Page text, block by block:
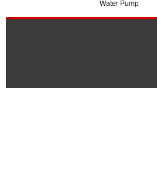
Water Pump